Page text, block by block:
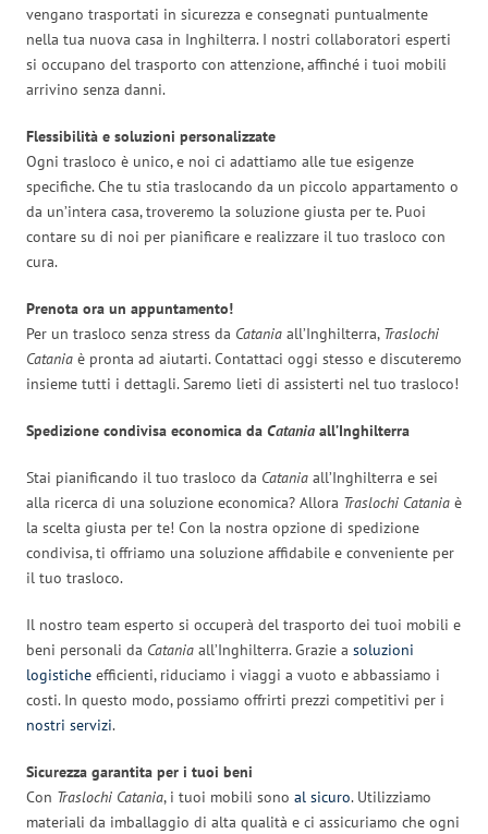
vengano trasportati in sicurezza e consegnati puntualmente
nella tua nuova casa in Inghilterra. I nostri collaboratori esperti
si occupano del trasporto con attenzione, affinché i tuoi mobili
arrivino senza danni.
Flessibilità e soluzioni personalizzate
Ogni trasloco è unico, e noi ci adattiamo alle tue esigenze
specifiche. Che tu stia traslocando da un piccolo appartamento o
da un’intera casa, troveremo la soluzione giusta per te. Puoi
contare su di noi per pianificare e realizzare il tuo trasloco con
cura.
Prenota ora un appuntamento!
Per un trasloco senza stress da Catania all’Inghilterra, Traslochi
Catania è pronta ad aiutarti. Contattaci oggi stesso e discuteremo
insieme tutti i dettagli. Saremo lieti di assisterti nel tuo trasloco!
Spedizione condivisa economica da Catania all’Inghilterra
Stai pianificando il tuo trasloco da Catania all’Inghilterra e sei
alla ricerca di una soluzione economica? Allora Traslochi Catania è
la scelta giusta per te! Con la nostra opzione di spedizione
condivisa, ti offriamo una soluzione affidabile e conveniente per
il tuo trasloco.
Il nostro team esperto si occuperà del trasporto dei tuoi mobili e
beni personali da Catania all’Inghilterra. Grazie a soluzioni
logistiche efficienti, riduciamo i viaggi a vuoto e abbassiamo i
costi. In questo modo, possiamo offrirti prezzi competitivi per i
nostri servizi.
Sicurezza garantita per i tuoi beni
Con Traslochi Catania, i tuoi mobili sono al sicuro. Utilizziamo
materiali da imballaggio di alta qualità e ci assicuriamo che ogni